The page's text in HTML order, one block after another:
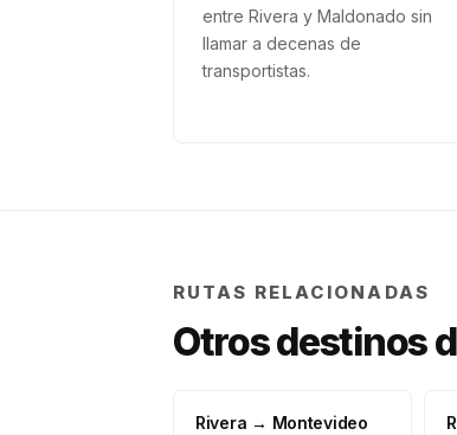
entre Rivera y Maldonado sin
llamar a decenas de
transportistas.
RUTAS RELACIONADAS
Otros destinos
Rivera → Montevideo